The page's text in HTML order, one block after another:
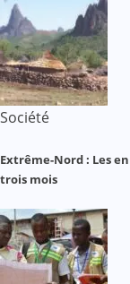
Société
Extrême-Nord : Les
trois mois